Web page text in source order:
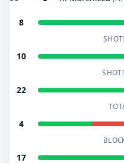
8
10
22
4
17